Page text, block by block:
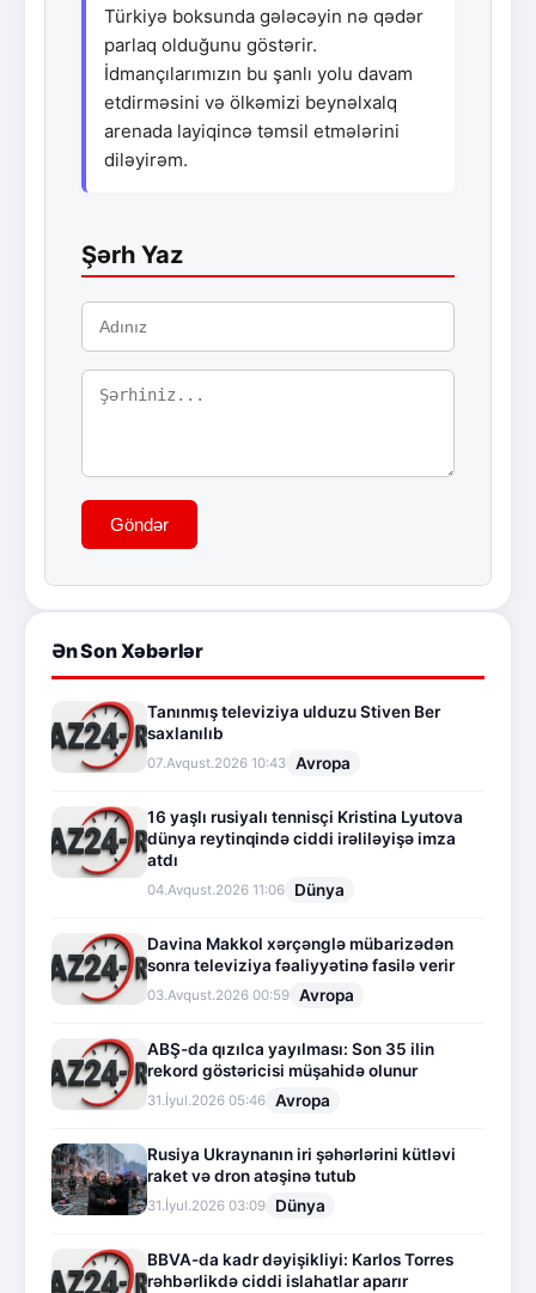
Türkiyə boksunda gələcəyin nə qədər
parlaq olduğunu göstərir.
İdmançılarımızın bu şanlı yolu davam
etdirməsini və ölkəmizi beynəlxalq
arenada layiqincə təmsil etmələrini
diləyirəm.
Şərh Yaz
Göndər
Ən Son Xəbərlər
Tanınmış televiziya ulduzu Stiven Ber
saxlanılıb
07.Avqust.2026 10:43 Avropa
16 yaşlı rusiyalı tennisçi Kristina Lyutova
dünya reytinqində ciddi irəliləyişə imza
atdı
04.Avqust.2026 11:06 Dünya
Davina Makkol xərçənglə mübarizədən
sonra televiziya fəaliyyətinə fasilə verir
03.Avqust.2026 00:59 Avropa
ABŞ-da qızılca yayılması: Son 35 ilin
rekord göstəricisi müşahidə olunur
31.İyul.2026 05:46 Avropa
Rusiya Ukraynanın iri şəhərlərini kütləvi
raket və dron atəşinə tutub
31.İyul.2026 03:09 Dünya
BBVA-da kadr dəyişikliyi: Karlos Torres
rəhbərlikdə ciddi islahatlar aparır